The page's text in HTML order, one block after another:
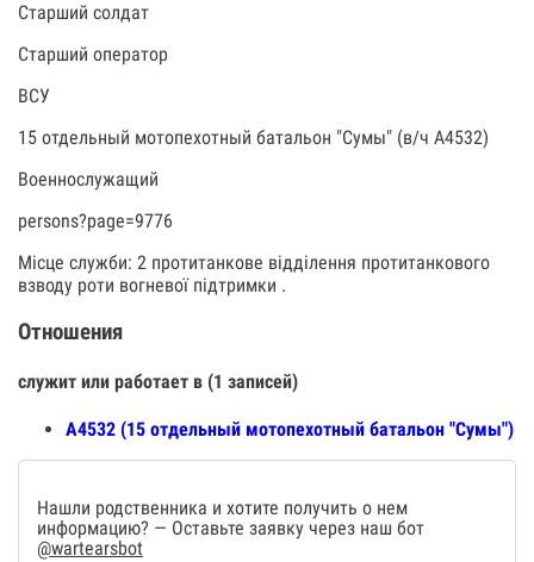
Старший солдат
Старший оператор
ВСУ
15 отдельный мотопехотный батальон "Сумы" (в/ч А4532)
Военнослужащий
persons?page=9776
Місце служби: 2 протитанкове відділення протитанкового
взводу роти вогневої підтримки .
Отношения
служит или работает в (1 записей)
А4532 (15 отдельный мотопехотный батальон "Сумы")
Нашли родственника и хотите получить о нем
информацию? — Оставьте заявку через наш бот
@wartearsbot